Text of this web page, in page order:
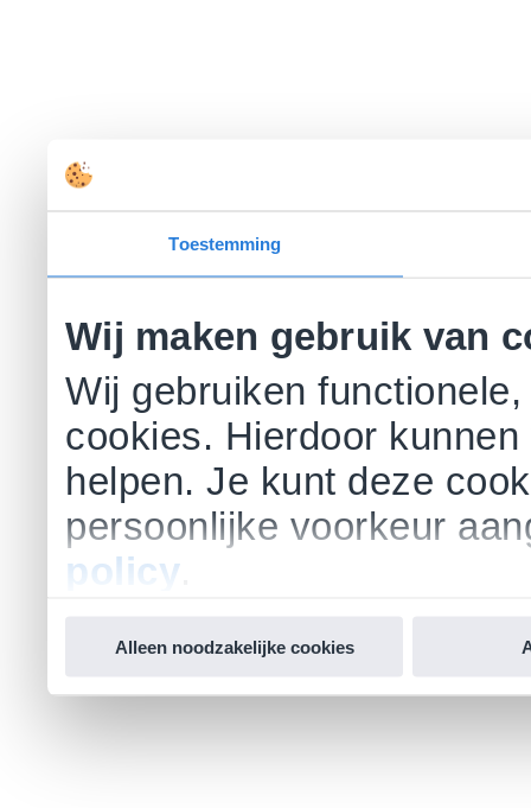
Toestemming
Wij maken gebruik van
Wij gebruiken
cookies. Hierdoor
helpen. Je kunt deze
persoonlijke voorkeur
policy
Alleen noodzakelijke cookies